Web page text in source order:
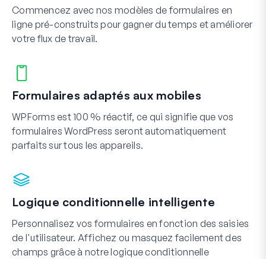
Commencez avec nos modèles de formulaires en
ligne pré-construits pour gagner du temps et améliorer
votre flux de travail.
Formulaires adaptés aux mobiles
WPForms est 100 % réactif, ce qui signifie que vos
formulaires WordPress seront automatiquement
parfaits sur tous les appareils.
Logique conditionnelle intelligente
Personnalisez vos formulaires en fonction des saisies
de l'utilisateur. Affichez ou masquez facilement des
champs grâce à notre logique conditionnelle